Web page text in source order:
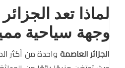
لماذا تعد
وجهة سياحية
الجزائر العاصمة واحدة من أكثر